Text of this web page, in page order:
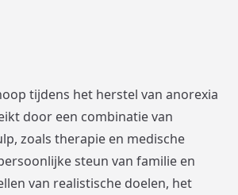
tijdens het herstel van anorexia
door een combinatie van
zoals therapie en medische
steun van familie en
van realistische doelen, het